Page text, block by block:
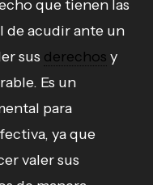
que tienen las
de acudir ante un
sus derechos y
Es un
para
ya que
valer sus